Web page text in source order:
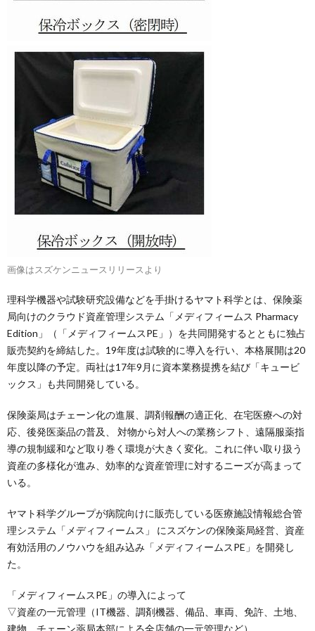
画像はスズケンニュースリリースより
理科学機器や試験研究設備などを手掛けるヤマト科学とは、保険薬
局向けのクラウド資産管理システム「メディフィームス Pharmacy
Edition」（「メディフィームスPE」）を共同開発するとともに独占
販売契約を締結した。19年度は試験的に導入を行い、本格展開は20
年度以降の予定。両社は17年9月に資本業務提携を結び「キュービ
ックス」も共同開発している。
保険薬局はチェーン化の進展、調剤報酬の適正化、在宅医療への対
応、後発医薬品の普及、 対物から対人への業務シフト、遠隔服薬指
導の規制緩和など取り巻く環境が大きく変化。これに伴い取り扱う
資産の多様化が進み、効率的な資産管理に対するニーズが高まって
いる。
ヤマト科学グループが病院向けに販売している医療施設情報総合管
理システム「メディフィームス」 にスズケンの保険薬局経営、資産
有効活用のノウハウを組み込み「メディフィームスPE」を開発し
た。
「メディフィームスPE」の導入によって
▽資産の一元管理（IT機器、調剤機器、備品、車両、免許、土地、
建物、チェーン薬局本部による全店舗の一元管理など）